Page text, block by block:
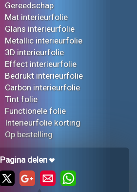
Gereedschap
Mat interieurfolie
Glans interieurfolie
Metallic interieurfolie
3D interieurfolie
Effect interieurfolie
Bedrukt interieurfolie
Carbon interieurfolie
Tint folie
Functionele folie
Interieurfolie korting
Op bestelling
Pagina delen